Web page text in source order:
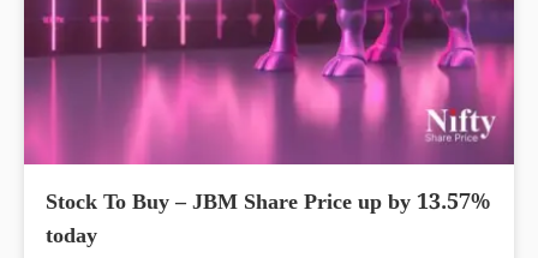
Stock To Buy – JBM Share Price up by 13.57%
today